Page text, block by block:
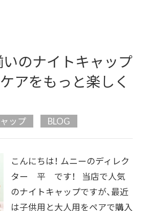
のナイトキャップ
アをもっと楽しく
ップ BLOG
こんにちは！ ムニーのディレク
ター 平 です！ 当店で人気
のナイトキャップですが、最近
は子供用と大人用をペアで購入